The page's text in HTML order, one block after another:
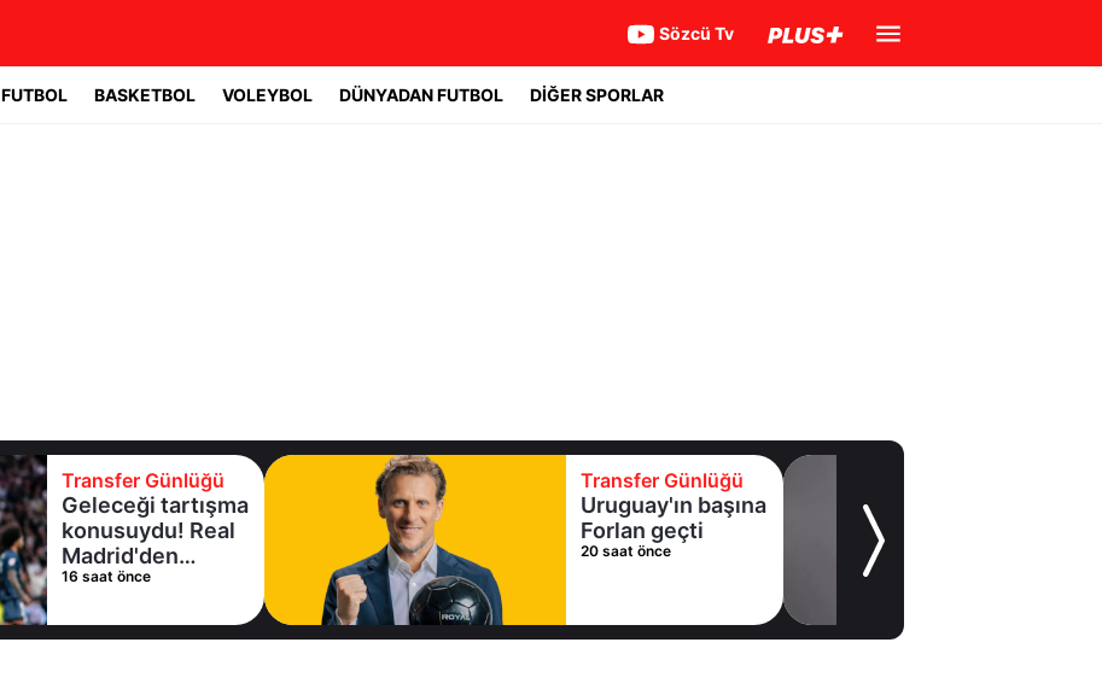
Sözcü Tv
FUTBOL BASKETBOL VOLEYBOL DÜNYADAN FUTBOL DİĞER SPORLAR
Transfer Günlüğü
Geleceği tartışma
konusuydu! Real
Madrid'den
Vinicius Junior
16 saat önce
Transfer Günlüğü
Uruguay'ın başına
Forlan geçti
20 saat önce